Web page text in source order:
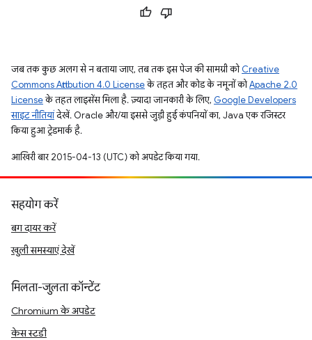
जब तक कुछ अलग से न बताया जाए, तब तक इस पेज की सामग्री कोCreative
Commons Attribution 4.0 Licenseके तहत और कोड के नमूनों कोApache 2.0
Licenseके तहत लाइसेंस मिला है. ज़्यादा जानकारी के लिए, Google Developers
साइट नीतियांदेखें. Oracle और/या इससे जुड़ी हुई कंपनियों का, Java एक रजिस्टर
किया हुआ ट्रेडमार्क है.
आखिरी बार 2015-04-13 (UTC) को अपडेट किया गया.
सहयोग करें
बग दायर करें
खुली समस्याएं देखें
मिलता-जुलता कॉन्टेंट
Chromium के अपडेट
केस स्टडी